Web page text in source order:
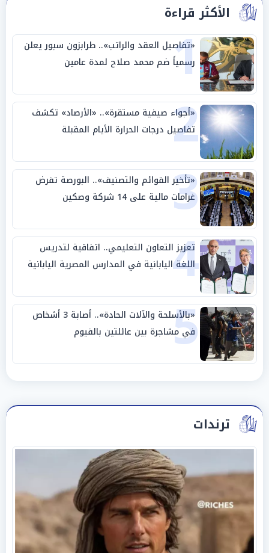
الأكثر قراءة
1
«تفاصيل العقد والراتب».. طرابزون سبور يعلن
رسمياً ضم محمد صلاح لمدة عامين
2
«أجواء صيفية مستقرة».. «الأرصاد» تكشف
تفاصيل درجات الحرارة الأيام المقبلة
3
«تأخير القوائم والتصنيف».. البورصة تفرض
غرامات مالية على 14 شركة وصكين
4
تعزيز التعاون التعليمي.. اتفاقية لتدريس
اللغة اليابانية في المدارس المصرية اليابانية
5
«بالأسلحة والآلات الحادة».. أصابة 3 أشخاص
في مشاجرة بين عائلتين بالفيوم
ترندات